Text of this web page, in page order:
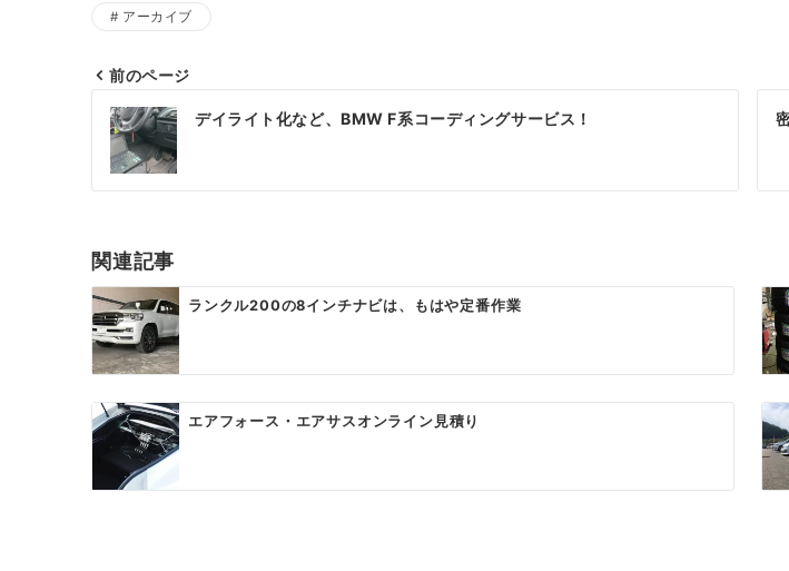
アーカイブ
投
稿
ナ
ゲ
ー
シ
ョ
ン
前のページ
デイライト化など、BMW F系コーディングサービス！
関連記事
ランクル200の8インチナビは、もはや定番作業
エアフォース・エアサスオンライン見積り